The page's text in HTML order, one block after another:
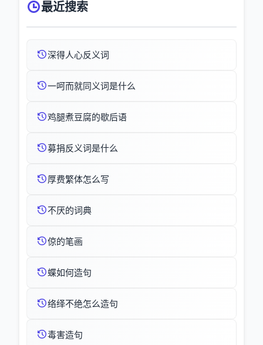
最近搜索
深得人心反义词
一呵而就同义词是什么
鸡腿煮豆腐的歇后语
募捐反义词是什么
厚费繁体怎么写
不厌的词典
倞的笔画
蝶如何造句
络绎不绝怎么造句
毒害造句